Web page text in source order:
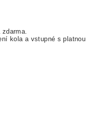
kola a vstupné s platnou